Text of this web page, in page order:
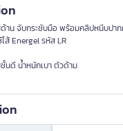
ด้าน จับกระชับมือ พร้อมคลิปหนีบปา
ไส้ Energel รหัส LR
นดี น้ำหนักเบา ตัวด้าม